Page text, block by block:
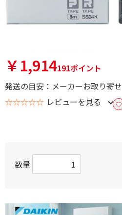
￥1,914191ポイント
発送の目安：メーカーお取り寄せ
☆☆☆☆☆ レビューを見る
数量